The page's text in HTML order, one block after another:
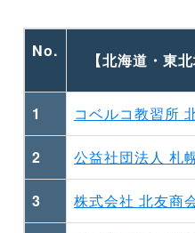
No. 【北海道・東
1 コベルコ教習所
2 公益社団法人 札
3 株式会社 北友商